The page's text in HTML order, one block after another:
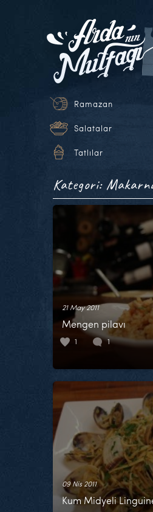
Ramazan
Salatalar
Tatlılar
Kategori:
21 May 2011
Mengen pilavı
1 1
09 Nis 2011
Kum Midyeli